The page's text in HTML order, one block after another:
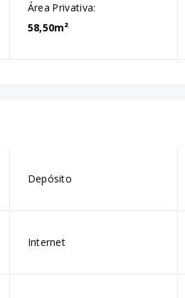
Área Privativa:
58,50m²
Depósito
Internet